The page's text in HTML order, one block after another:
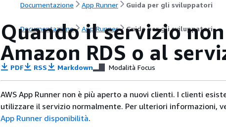
Documentazione App Runner Guida per gli sviluppatori
Documentazione App Runner Guida per gli sviluppatori
Quando il servizio
Amazon RDS o al
PDF RSS Markdown Modalità Focus
AWS App Runner non è più aperto a nuovi clienti. I clienti
utilizzare il servizio normalmente. Per ulteriori informazioni,
App Runner disponibilità.